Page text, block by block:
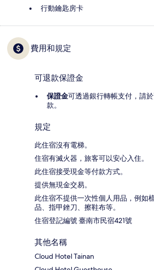
行動鑰匙房卡
費用和規定
可退款保證金
保證金可透過銀行轉帳支付，請
款。
規定
此住宿沒有電梯。
住宿有滅火器，旅客可以安心入住。
此住宿接受現金等付款方式。
提供無現金交易。
此住宿不提供一次性個人用品，例如
品、指甲銼刀、擦鞋布等。
住宿登記編號 臺南市民宿421號
其他名稱
Cloud Hotel Tainan